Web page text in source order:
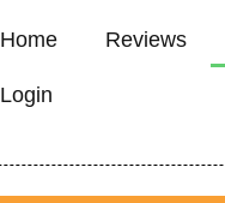
Home Reviews
Login